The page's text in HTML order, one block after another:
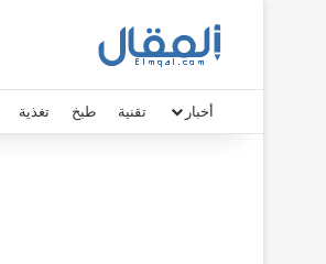
أخبار تقنية طبخ تغذية